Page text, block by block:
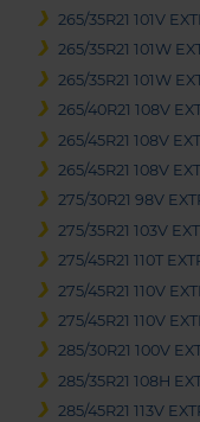
265/35R21 101V
265/35R21 101W
265/35R21 101W
265/40R21 108V
265/45R21 108V
265/45R21 108V
275/30R21 98V
275/35R21 103V
275/45R21 110T
275/45R21 110V
275/45R21 110V
285/30R21 100V
285/35R21 108H
285/45R21 113V